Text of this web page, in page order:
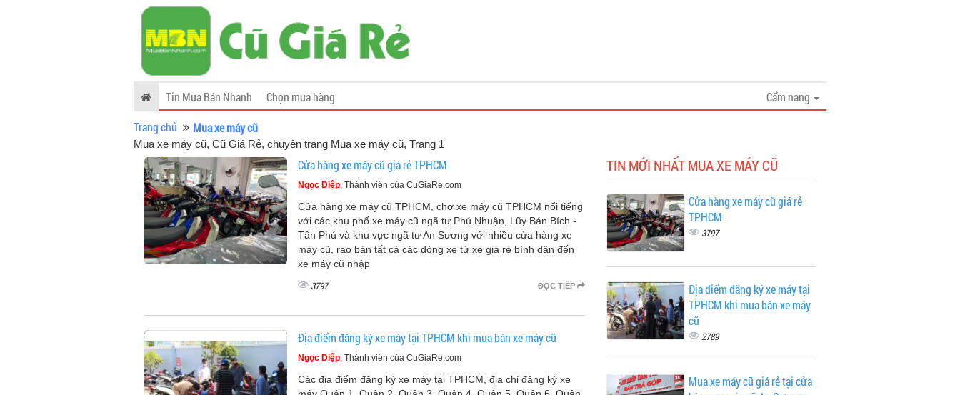
Cẩm nang
Tin Mua Bán Nhanh
Chọn mua hàng
Trang chủ
Mua xe máy cũ
Mua xe máy cũ, Cũ Giá Rẻ, chuyên trang Mua xe máy cũ, Trang 1
Cửa hàng xe máy cũ giá rẻ TPHCM
Ngọc Diệp, Thành viên của CuGiaRe.com
Cửa hàng xe máy cũ TPHCM, chợ xe máy cũ TPHCM nổi tiếng
với các khu phố xe máy cũ ngã tư Phú Nhuận, Lũy Bán Bích -
Tân Phú và khu vực ngã tư An Sương với nhiều cửa hàng xe
máy cũ, rao bán tất cả các dòng xe từ xe giá rẻ bình dân đến
xe máy cũ nhập
ĐỌC TIẾP
3797
Địa điểm đăng ký xe máy tại TPHCM khi mua bán xe máy cũ
Ngọc Diệp, Thành viên của CuGiaRe.com
Các địa điểm đăng ký xe máy tại TPHCM, địa chỉ đăng ký xe
TIN MỚI NHẤT MUA XE MÁY CŨ
Cửa hàng xe máy cũ giá rẻ
TPHCM
3797
Địa điểm đăng ký xe máy tại
TPHCM khi mua bán xe máy
cũ
2789
Mua xe máy cũ giá rẻ tại cửa